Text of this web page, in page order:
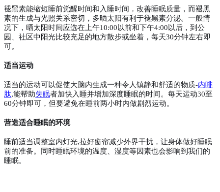
褪黑素能缩短睡前觉醒时间和入睡时间，改善睡眠质量，而褪黑
素的生成与光照关系密切，多晒太阳有利于褪黑素分泌。一般情
况下，晒太阳时间应选在上午10:00以前和下午4:00以后，到公
园、社区中阳光比较充足的地方散步或坐着，每天30分钟左右即
可。
适当运动
适当的运动可以促使大脑内生成一种令人镇静和舒适的物质-内啡
肽,能帮助失眠者加快入睡并增加深度睡眠的时间。每天运动30至
60分钟即可，但要避免在睡前两小时内做剧烈运动。
营造适合睡眠的环境
睡前适当调整室内灯光,拉好窗帘减少外界干扰，让身体做好睡眠
前的准备。同时睡眠环境的温度、湿度等因素也会影响到我们的
睡眠。